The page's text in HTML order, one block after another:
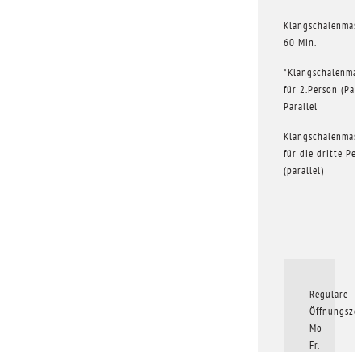
60 Min.
für 2.Person
Parallel
für die dritte
(parallel)
Regulare
Mo-
Fr.